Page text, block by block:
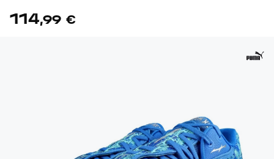
114,99 €